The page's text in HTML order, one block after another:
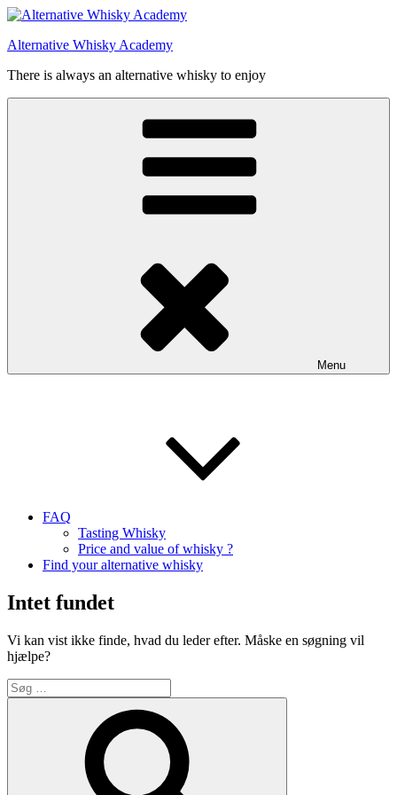
Videre
indhold
Alternative Whisky Academy
There is always an alternative whisky to enjoy
Menu
FAQ
Tasting Whisky
Price and value of whisky ?
Find your alternative whisky
Intet fundet
Vi kan vist ikke finde, hvad du leder efter. Måske en søgning vil
hjælpe?
Søg
efter: